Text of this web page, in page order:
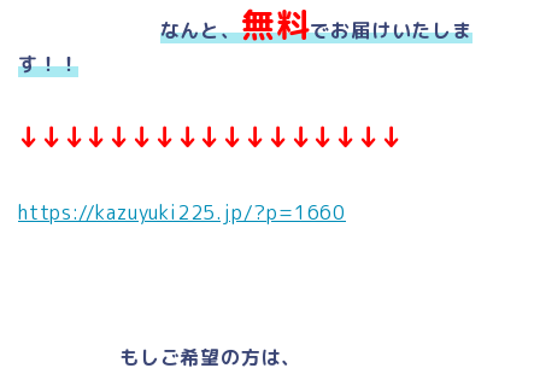
なんと、無料でお届けいたしま
す！！
↓↓↓↓↓↓↓↓↓↓↓↓↓↓↓↓↓
https://kazuyuki225.jp/?p=1660
もしご希望の方は、